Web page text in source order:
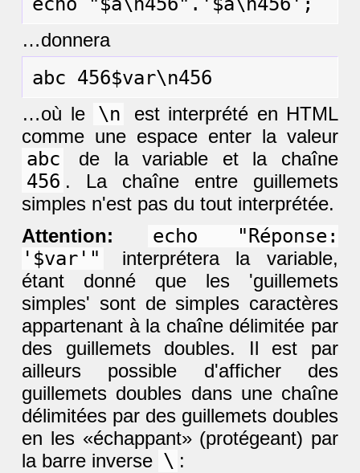
…donnera
…où le \n
est interprété en HTML
comme une espace enter la valeur
abc de la variable et la chaîne
456 . La chaîne entre guillemets
simples n'est pas du tout interprétée.
Attention:
echo "Réponse:
'$var'"
interprétera la variable,
étant donné que les 'guillemets
simples' sont de simples caractères
appartenant à la chaîne délimitée par
des guillemets doubles. Il est par
ailleurs possible d'afficher des
guillemets doubles dans une chaîne
délimitées par des guillemets doubles
en les «échappant» (protégeant) par
la barre inverse \ :